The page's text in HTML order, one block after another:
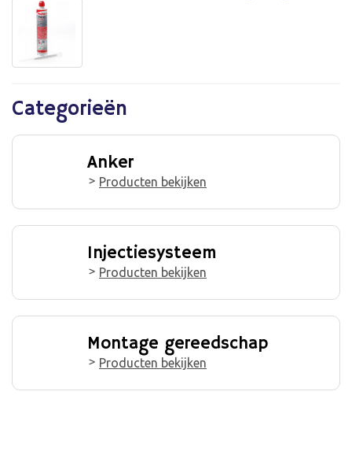
Categorieën
Anker
Producten bekijken
Injectiesysteem
Producten bekijken
Montage gereedschap
Producten bekijken